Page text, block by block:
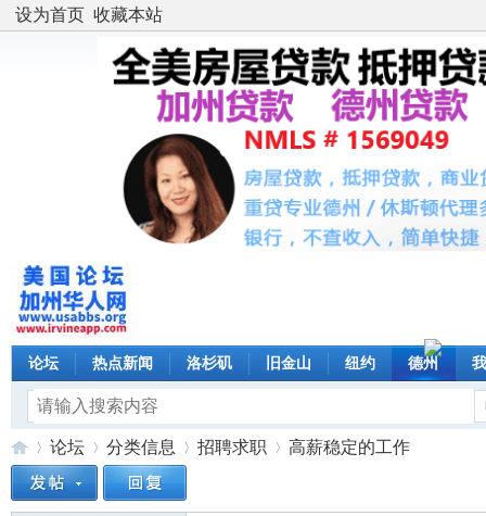
设为首页 收藏本站
论坛 热点新闻 洛杉矶 旧金山 纽约 德州
论坛 分类信息 招聘求职 高薪稳定的工作